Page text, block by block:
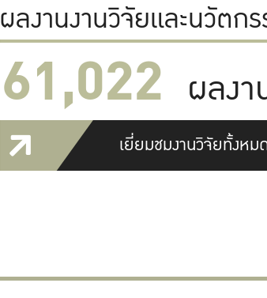
ผลงานงานวิจัยและนวัตก
61,022 ผลงา
เยี่ยมชมงานวิจัยทั้งหม